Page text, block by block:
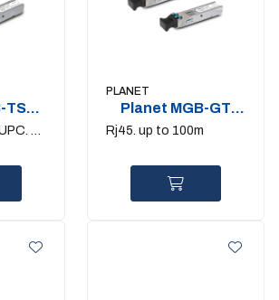
TSX
up
PLANET
Planet MGB-GT
1Gigabit SFP
Rj45. up to 100m